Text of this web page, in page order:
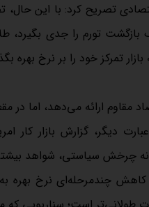
تصریح کرد: با این حال،
تورم را جدی بگیرد،
تمرکز خود را بر نرخ بهره
از اقتصاد مقاوم ارائه
دیگر، گزارش بازار
سیاستی، شواهد بیشتری
چندمرحله‌ای نرخ بهره